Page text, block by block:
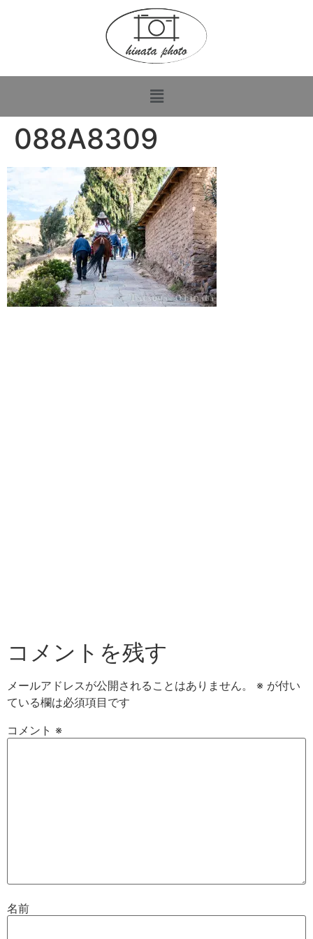
088A8309
コメントを残す
メールアドレスが公開されることはありません。 ※ が付い
ている欄は必須項目です
コメント ※
名前